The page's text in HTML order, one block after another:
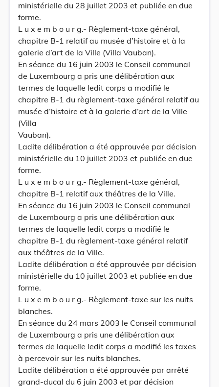
ministérielle du 28 juillet 2003 et publiée en due
forme.
L u x e m b o u r g.- Règlement-taxe général,
chapitre B-1 relatif au musée d’histoire et à la
galerie d’art de la Ville (Villa Vauban).
En séance du 16 juin 2003 le Conseil communal
de Luxembourg a pris une délibération aux
termes de laquelle ledit corps a modifié le
chapitre B-1 du règlement-taxe général relatif au
musée d’histoire et à la galerie d’art de la Ville
(Villa
Vauban).
Ladite délibération a été approuvée par décision
ministérielle du 10 juillet 2003 et publiée en due
forme.
L u x e m b o u r g.- Règlement-taxe général,
chapitre B-1 relatif aux théâtres de la Ville.
En séance du 16 juin 2003 le Conseil communal
de Luxembourg a pris une délibération aux
termes de laquelle ledit corps a modifié le
chapitre B-1 du règlement-taxe général relatif
aux théâtres de la Ville.
Ladite délibération a été approuvée par décision
ministérielle du 10 juillet 2003 et publiée en due
forme.
L u x e m b o u r g.- Règlement-taxe sur les nuits
blanches.
En séance du 24 mars 2003 le Conseil communal
de Luxembourg a pris une délibération aux
termes de laquelle ledit corps a modifié les taxes
à percevoir sur les nuits blanches.
Ladite délibération a été approuvée par arrêté
grand-ducal du 6 juin 2003 et par décision